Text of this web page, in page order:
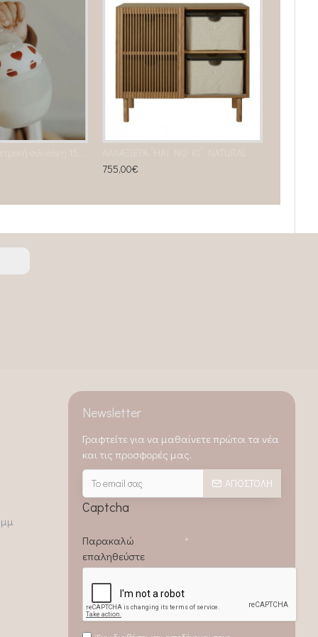
755,00€
Newsletter
Γραφτείτε για να μαθαίνετε πρώτοι τα νέα
και τις προσφορές μας.
ΑΠΟΣΤΟΛΉ
Captcha
Παρακαλώ
επαληθεύστε